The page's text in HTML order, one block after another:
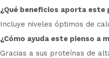
¿Qué beneficios aporta
Incluye niveles óptimos de
¿Cómo ayuda este pienso a
Gracias a sus proteínas de